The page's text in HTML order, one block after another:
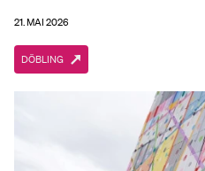
21. MAI 2026
DÖBLING